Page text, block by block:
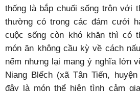
thống là bắp chuối sống trộn với
thường có trong các đám cưới
cuộc sống còn khó khăn thì có
món ăn không cầu kỳ về cách
nếm nhưng lại mang ý nghĩa lớn
Niang Blếch (xã Tân Tiến,
đây là món thể hiện tình cảm